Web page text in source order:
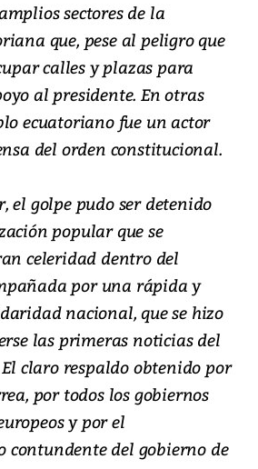
sectores de la
que, pese al peligro que
calles y plazas para
al presidente. En otras
ecuatoriano fue un actor
del orden constitucional.
el golpe pudo ser detenido
popular que se
celeridad dentro del
por una rápida y
nacional, que se hizo
las primeras noticias del
claro respaldo obtenido por
por todos los gobiernos
y por el
contundente del gobierno de